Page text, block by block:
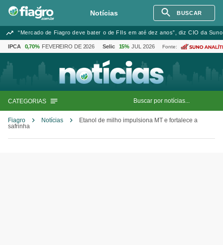
Notícias BUSCAR
“Mercado de Fiagro deve bater o de FIIs em até dez anos”, diz CIO da
IPCA 0,70% FEVEREIRO DE 2026 Selic 15% JUL 2026 Fonte:
CATEGORIAS
Fiagro Notícias
Etanol de milho impulsiona MT e fortalece a
safrinha